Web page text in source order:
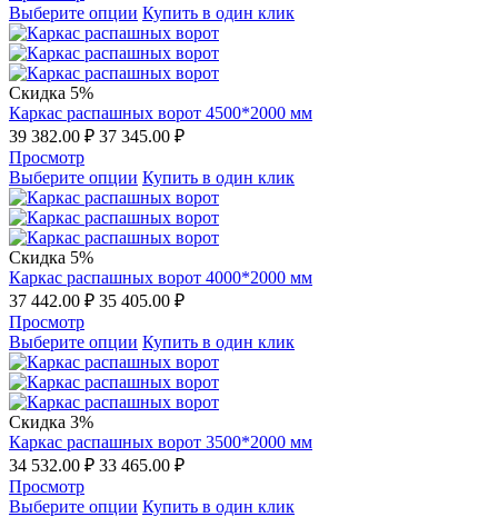
Выберите опции Купить в один клик
Скидка 5%
Каркас распашных ворот 4500*2000 мм
39 382.00 ₽ 37 345.00 ₽
Просмотр
Выберите опции Купить в один клик
Скидка 5%
Каркас распашных ворот 4000*2000 мм
37 442.00 ₽ 35 405.00 ₽
Просмотр
Выберите опции Купить в один клик
Скидка 3%
Каркас распашных ворот 3500*2000 мм
34 532.00 ₽ 33 465.00 ₽
Просмотр
Выберите опции Купить в один клик